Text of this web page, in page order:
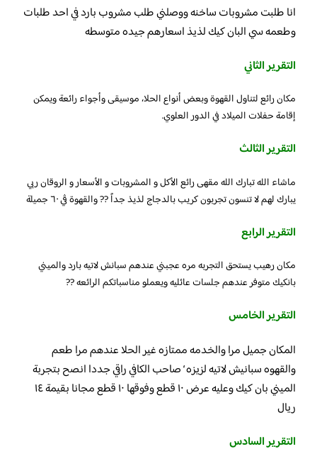
انا طلبت مشروبات ساخنه ووصلني طلب مشروب بارد في احد طلبات
وطعمه سي البان كيك لذيذ اسعارهم جيده متوسطه
التقرير الثاني
مكان رائع لتناول القهوة وبعض أنواع الحلا، موسيقى وأجواء رائعة ويمكن
إقامة حفلات الميلاد في الدور العلوي.
التقرير الثالث
ماشاء الله تبارك الله مقهى رائع الأكل و المشروبات و الأسعار و الروقان ربي
يبارك لهم لا تنسون تجربون كريب بالدجاج لذيذ جداً ?? والقهوة ڤي ٦٠ جميلة
التقرير الرابع
مكان رهيب يستحق التجربه مره عجبني عندهم سبانش لاتيه بارد والميني
بانكيك متوفر عندهم جلسات عائليه ويعملو مناسباتكم الرائعه ??
التقرير الخامس
المكان جميل مرا والخدمه ممتازه غير الحلا عندهم مرا طعم
والقهوه سبانيش لاتيه لزيزه ‘ صاحب الكافي راقي جددا انصح بتجربة
الميني بان كيك وعليه عرض ١٠ قطع وفوقها ١٠ قطع مجانا بقيمة ١٤
ريال
التقرير السادس